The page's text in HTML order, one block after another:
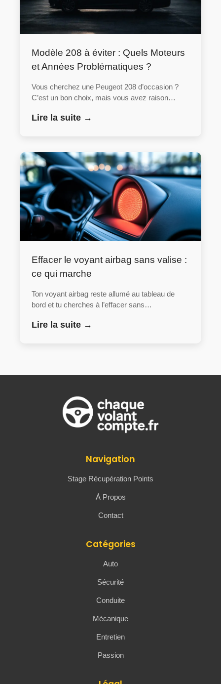
Modèle 208 à éviter : Quels Moteurs
et Années Problématiques ?
Vous cherchez une Peugeot 208 d’occasion ?
C’est un bon choix, mais vous avez raison…
Lire la suite →
Effacer le voyant airbag sans valise :
ce qui marche
Ton voyant airbag reste allumé au tableau de
bord et tu cherches à l’effacer sans…
Lire la suite →
Navigation
Stage Récupération Points
À Propos
Contact
Catégories
Auto
Sécurité
Conduite
Mécanique
Entretien
Passion